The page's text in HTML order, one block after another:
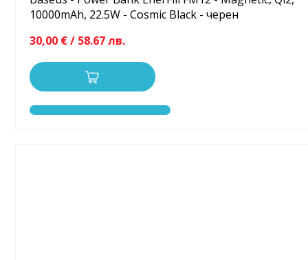
10000mAh, 22.5W - Cosmic Black - черен
30,00 € / 58.67 лв.